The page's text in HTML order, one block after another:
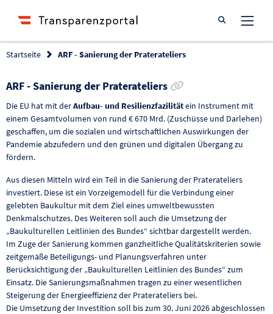
Suche öffnen
Startseite ARF - Sanierung der Praterateliers
ARF - Sanierung der Praterateliers
Die EU hat mit derAufbau- und Resilienzfazilitätein Instrument mit
einem Gesamtvolumen von rund € 670 Mrd. (Zuschüsse und Darlehen)
geschaffen, um die sozialen und wirtschaftlichen Auswirkungen der
Pandemie abzufedern und den grünen und digitalen Übergang zu
fördern.
Aus diesen Mitteln wird ein Teil in die Sanierung der Praterateliers
investiert. Diese ist ein Vorzeigemodell für die Verbindung einer
gelebten Baukultur mit dem Ziel eines umweltbewussten
Denkmalschutzes. Des Weiteren soll auch die Umsetzung der
„Baukulturellen Leitlinien des Bundes“ sichtbar dargestellt werden.
Im Zuge der Sanierung kommen ganzheitliche Qualitätskriterien sowie
zeitgemäße Beteiligungs- und Planungsverfahren unter
Berücksichtigung der „Baukulturellen Leitlinien des Bundes“ zum
Einsatz. Die Sanierungsmaßnahmen tragen zu einer wesentlichen
Steigerung der Energieeffizienz der Praterateliers bei.
Die Umsetzung der Investition soll bis zum 30. Juni 2026 abgeschlossen